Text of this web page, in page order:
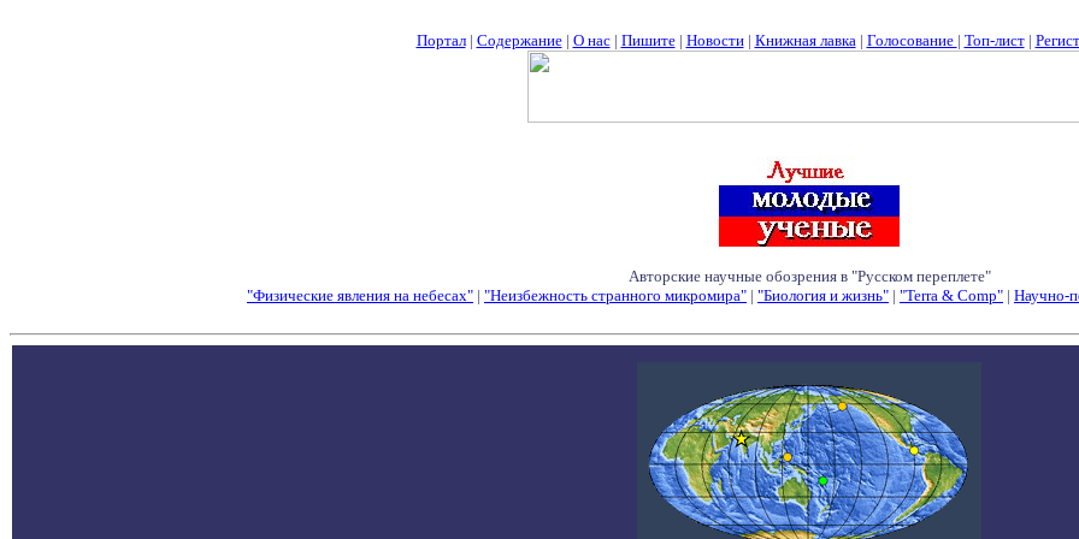
Портал| Содержание| О нас| Пишите| Новости| Книжная лавка| Голосование | Топ-лист|
Авторские научные обозрения в "Русском переплете"
"Физические явления на небесах" | "Неизбежность странного микромира" | "Биология и жизнь" | "Terra & Comp" | Научно-